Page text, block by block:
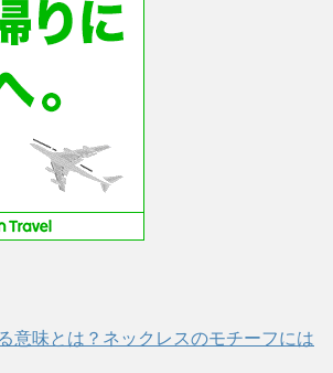
意味とは？ネックレスのモチーフには